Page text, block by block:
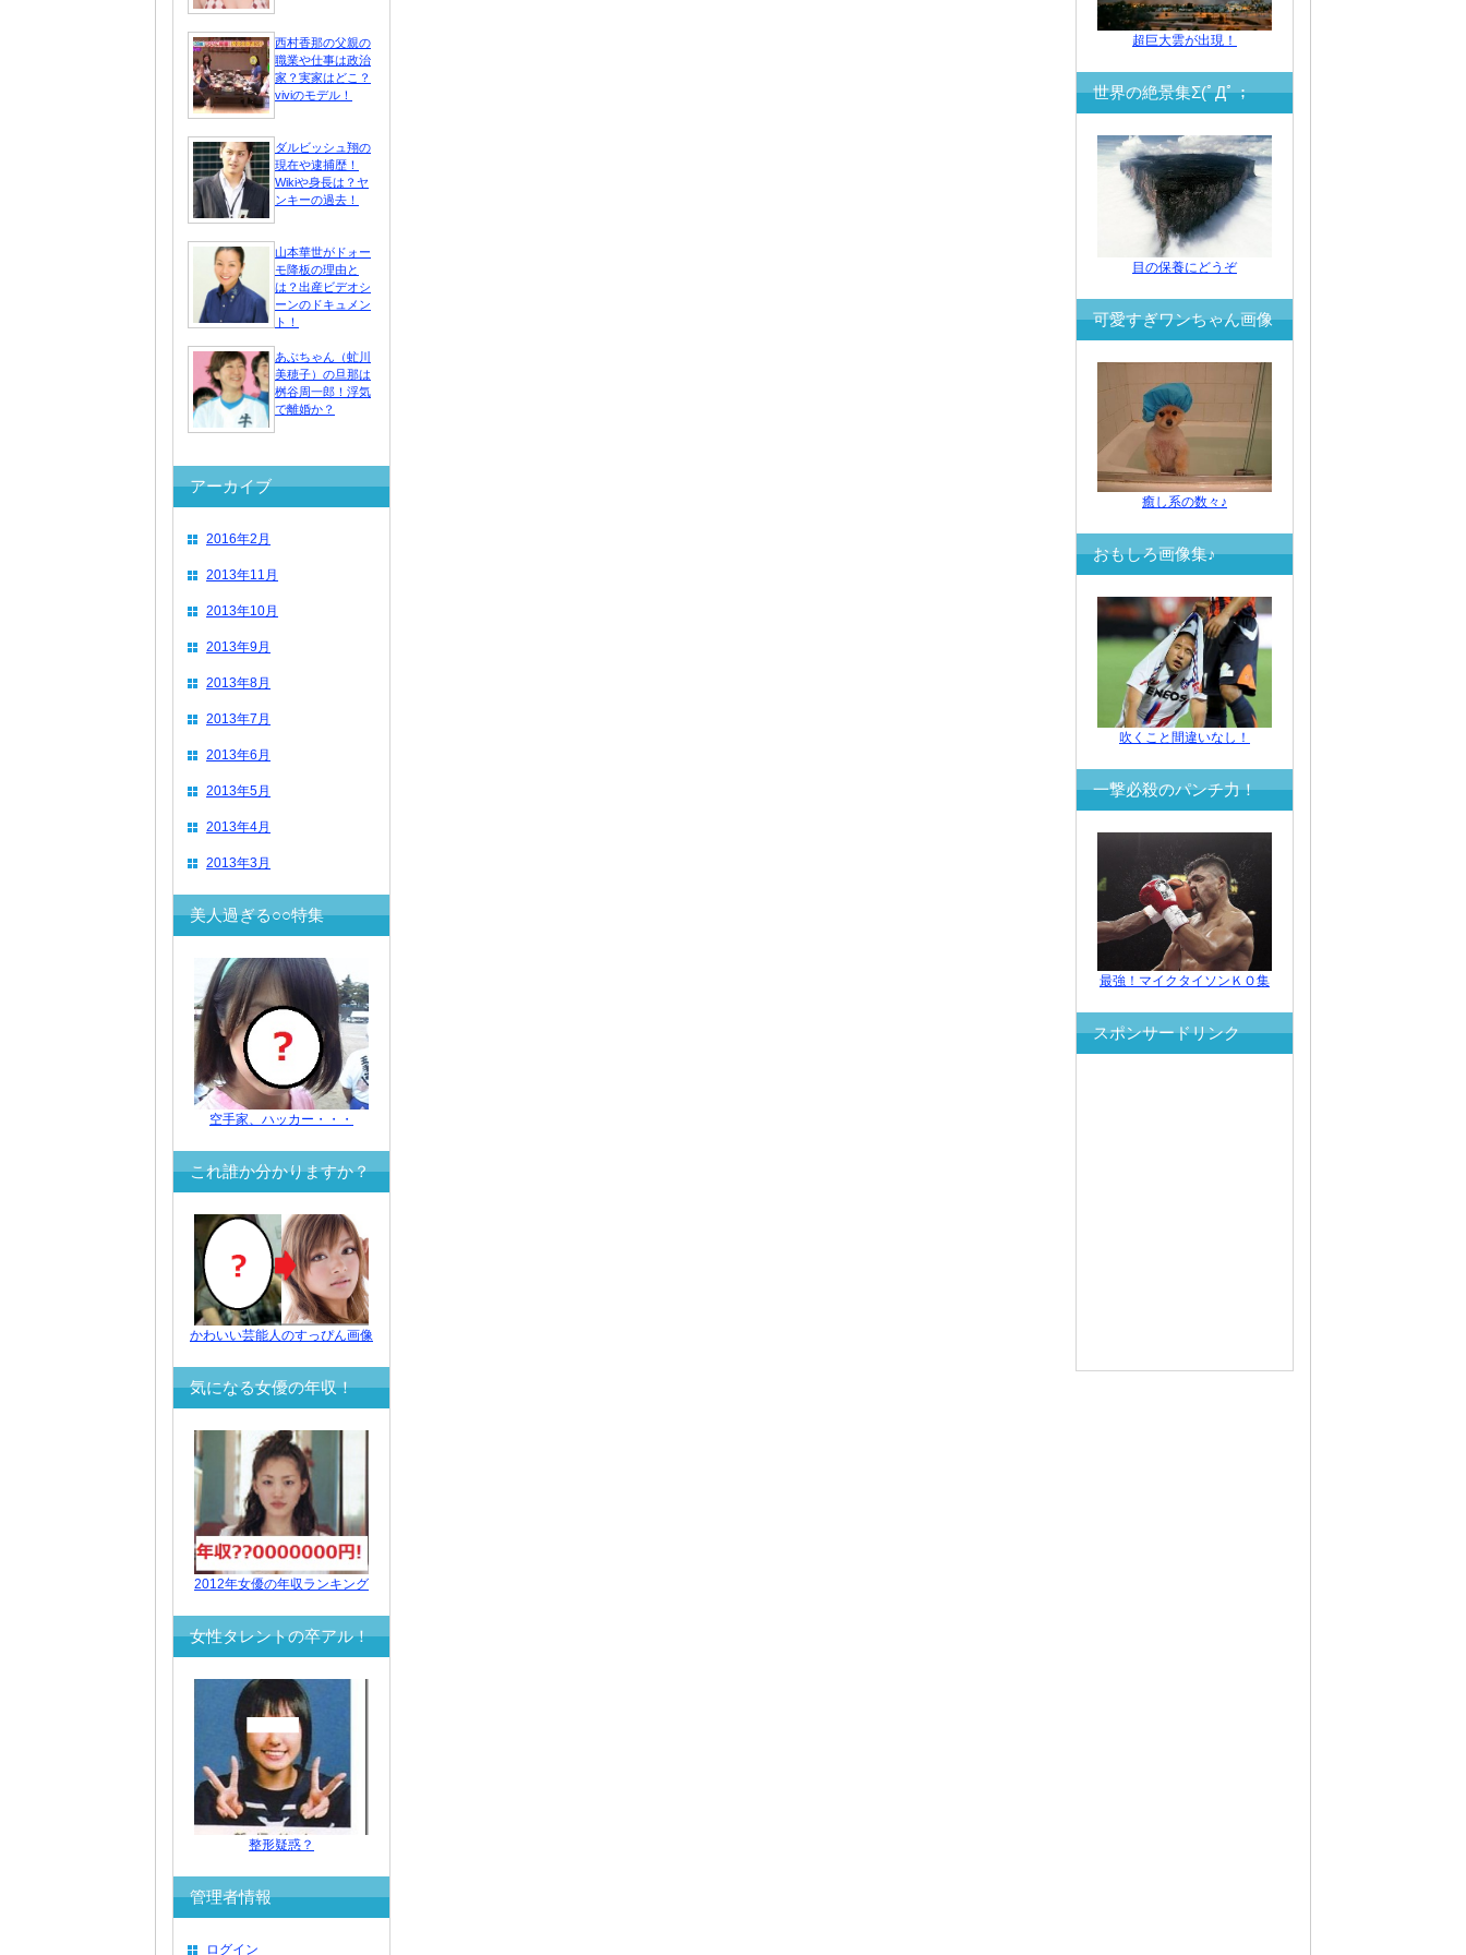
西村香那の父親の
職業や仕事は政治
家？実家はどこ？
viviのモデル！
ダルビッシュ翔の
現在や逮捕歴！
Wikiや身長は？ヤ
ンキーの過去！
山本華世がドォー
モ降板の理由と
は？出産ビデオシ
ーンのドキュメン
ト！
あぶちゃん（虻川
美穂子）の旦那は
桝谷周一郎！浮気
で離婚か？
アーカイブ
2016年2月
2013年11月
2013年10月
2013年9月
2013年8月
2013年7月
2013年6月
2013年5月
2013年4月
2013年3月
美人過ぎる○○特集
空手家、ハッカー・・・
これ誰か分かりますか？
かわいい芸能人のすっぴん画像
気になる女優の年収！
2012年女優の年収ランキング
女性タレントの卒アル！
整形疑惑？
管理者情報
ログイン
超巨大雲が出現！
世界の絶景集Σ(ﾟДﾟ；
目の保養にどうぞ
可愛すぎワンちゃん画像
癒し系の数々♪
おもしろ画像集♪
吹くこと間違いなし！
一撃必殺のパンチ力！
最強！マイクタイソンＫＯ集
スポンサードリンク